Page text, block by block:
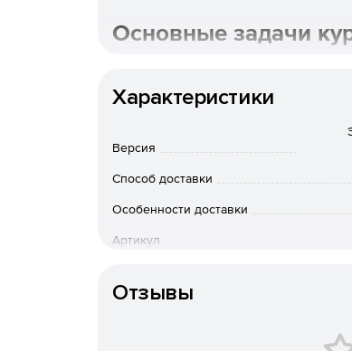
Основные задачи
Рассмотрение методов
Характеристики
Версия
Способ доставки
Особенности доставки
Артикул
Отзывы